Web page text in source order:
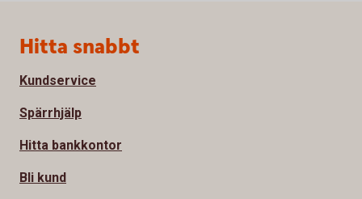
Sidfot
Hitta snabbt
Kundservice
Spärrhjälp
Hitta bankkontor
Bli kund